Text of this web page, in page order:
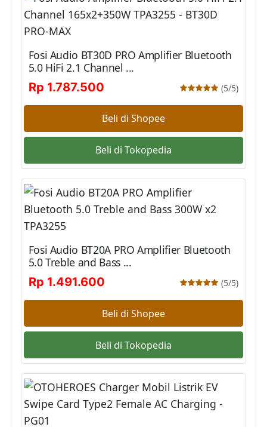
Fosi Audio BT30D PRO Amplifier Bluetooth
5.0 HiFi 2.1 Channel ...
Rp 1.787.500
(5/5)
Beli di Shopee
Beli di Tokopedia
Fosi Audio BT20A PRO Amplifier Bluetooth
5.0 Treble and Bass ...
Rp 1.491.600
(5/5)
Beli di Shopee
Beli di Tokopedia